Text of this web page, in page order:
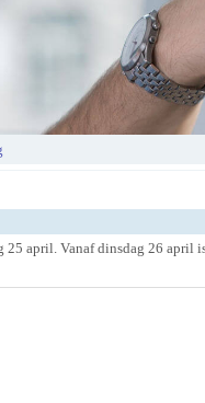
april. Vanaf dinsdag 26 april